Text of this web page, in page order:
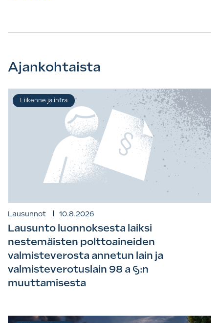
Ajankohtaista
Lausunnot 10.8.2026
Lausunto luonnoksesta laiksi
nestemäisten polttoaineiden
valmisteverosta annetun lain ja
valmisteverotuslain 98 a §:n
muuttamisesta
Liikenne ja infra